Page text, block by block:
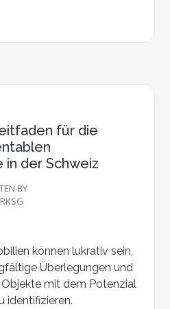
für die
der Schweiz
BY
können lukrativ sein,
Überlegungen und
mit dem Potenzial
identifizieren.